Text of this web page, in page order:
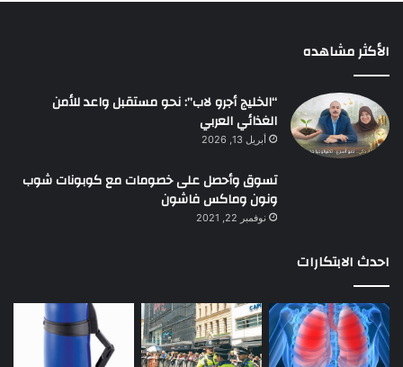
الأكثر مشاهده
“الخليج أجرو لاب”: نحو مستقبل واعد للأمن
الغذائي العربي
أبريل 13, 2026
تسوق وأحصل على خصومات مع كوبونات شوب
ونون وماكس فاشون
نوفمبر 22, 2021
احدث الابتكارات